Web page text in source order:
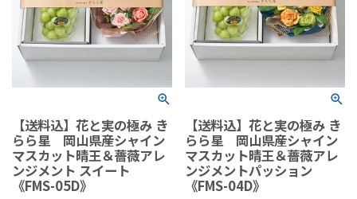
【送料込】花と実の極み き
らら星 岡山県産シャイン
マスカット晴王＆薔薇アレ
ンジメント スイート
《FMS-05D》
【送料込】花と実の極み き
らら星 岡山県産シャイン
マスカット晴王＆薔薇アレ
ンジメントパッション
《FMS-04D》